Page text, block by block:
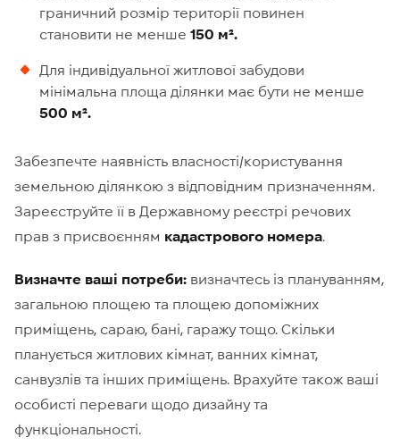
граничний розмір території повинен
становити не менше 150 м².
Для індивідуальної житлової забудови
мінімальна площа ділянки має бути не менше
500 м².
Забезпечте наявність власності/користування
земельною ділянкою з відповідним призначенням.
Зареєструйте її в Державному реєстрі речових
прав з присвоєнням кадастрового номера.
Визначте ваші потреби: визначтесь із плануванням,
загальною площею та площею допоміжних
приміщень, сараю, бані, гаражу тощо. Скільки
планується житлових кімнат, ванних кімнат,
санвузлів та інших приміщень. Врахуйте також ваші
особисті переваги щодо дизайну та
функціональності.